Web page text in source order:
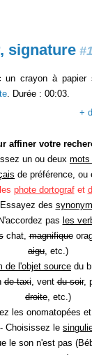
signature #1
un crayon à papier
. Durée : 00:03.
+
affiner votre
un ou deux mots
de préférence, ou
phote dortografet
des
pas les
chat,magnifique
aigu , etc.)
de l'objet source du
de taxi, ventdu soir,
droite , etc.)
les onomatopées
- Choisissez le
le son n'est pas